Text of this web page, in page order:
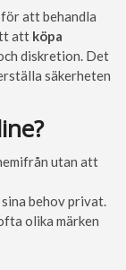
för att behandla
att köpa
diskretion. Det
säkerheten
utan att
behov privat.
olika märken